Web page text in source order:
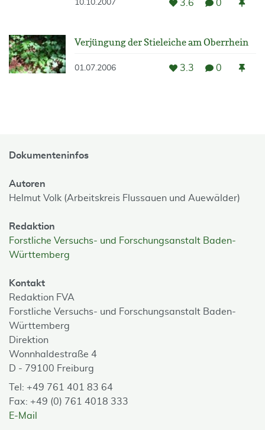
10.10.2007 3.6 0
Verjüngung der Stieleiche am Oberrhein
01.07.2006 3.3 0
Dokumenteninfos
Autoren
Helmut Volk (Arbeitskreis Flussauen und Auewälder)
Redaktion
Forstliche Versuchs- und Forschungsanstalt Baden-
Württemberg
Kontakt
Redaktion FVA
Forstliche Versuchs- und Forschungsanstalt Baden-
Württemberg
Direktion
Wonnhaldestraße 4
D - 79100 Freiburg
Tel: +49 761 401 83 64
Fax: +49 (0) 761 4018 333
E-Mail